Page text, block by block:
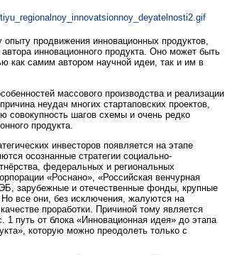
продвижения инновационных продуктов,
инновационного продукта. Оно может быть
как самим автором научной идеи, так и им в
массового производства и реализации
неудач многих стартаповских проектов,
совокупность шагов схемы и очень редко
продукта.
инвесторов появляется на этапе
осознанные стратегии социально-
федеральных и региональных
«Роснано», «Российская венчурная
зарубежные и отечественные фонды, крупные
все они, без исключения, жалуются на
проработки. Причиной тому является
путь от блока «Инновационная идея» до этапа
которую можно преодолеть только с